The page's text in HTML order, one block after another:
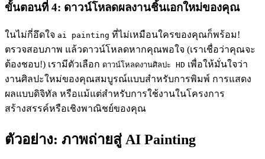
ขั้นตอนที่ 4: ดาวน์โหลดผลงานชิ้นเอกใหม่ของคุณ
ในไม่กี่อึดใจ ai painting ที่ไม่เหมือนใครของคุณก็พร้อม!
ตรวจสอบภาพ แล้วดาวน์โหลดหากคุณพอใจ (เราเชื่อว่าคุณจะ
ต้องชอบ!) เรามีตัวเลือก ดาวน์โหลดงานศิลปะ HD เพื่อให้มั่นใจว่า
งานศิลปะใหม่ของคุณสมบูรณ์แบบสำหรับการพิมพ์ การแสดง
ผลแบบดิจิทัล หรือแม้แต่สำหรับการใช้งานในโครงการ
สร้างสรรค์หรือเชิงพาณิชย์ของคุณ
ตัวอย่าง: ภาพถ่ายสู่ AI Painting